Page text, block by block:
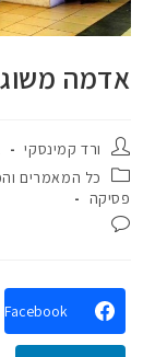
אדמה
ורד קמינסקי
כל המאמרים
פסיקה
Facebook